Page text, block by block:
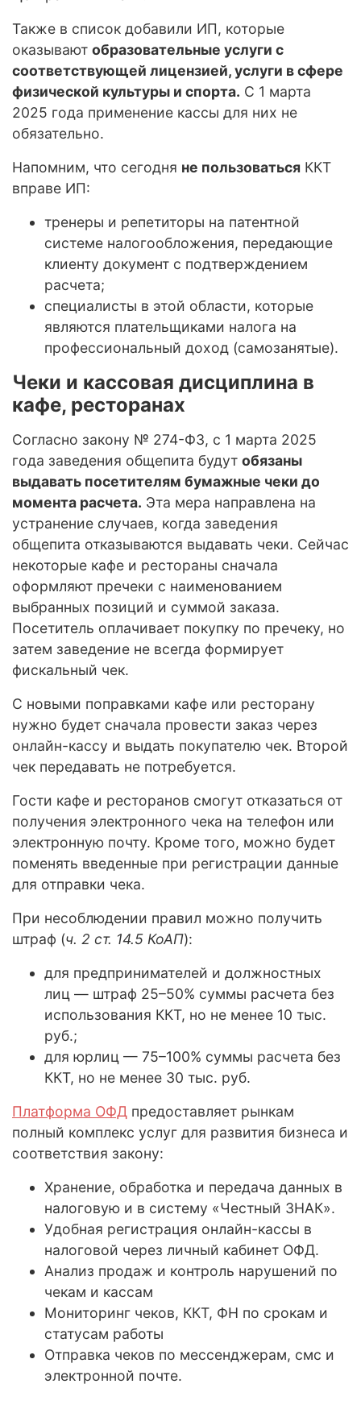
Также в список добавили ИП, которые
оказывают образовательные услуги с
соответствующей лицензией, услуги в сфере
физической культуры и спорта. С 1 марта
2025 года применение кассы для них не
обязательно.
Напомним, что сегодня не пользоваться ККТ
вправе ИП:
тренеры и репетиторы на патентной
системе налогообложения, передающие
клиенту документ с подтверждением
расчета;
специалисты в этой области, которые
являются плательщиками налога на
профессиональный доход (самозанятые).
Чеки и кассовая дисциплина в
кафе, ресторанах
Согласно закону № 274-ФЗ, с 1 марта 2025
года заведения общепита будут обязаны
выдавать посетителям бумажные чеки до
момента расчета. Эта мера направлена на
устранение случаев, когда заведения
общепита отказываются выдавать чеки. Сейчас
некоторые кафе и рестораны сначала
оформляют пречеки с наименованием
выбранных позиций и суммой заказа.
Посетитель оплачивает покупку по пречеку, но
затем заведение не всегда формирует
фискальный чек.
С новыми поправками кафе или ресторану
нужно будет сначала провести заказ через
онлайн-кассу и выдать покупателю чек. Второй
чек передавать не потребуется.
Гости кафе и ресторанов смогут отказаться от
получения электронного чека на телефон или
электронную почту. Кроме того, можно будет
поменять введенные при регистрации данные
для отправки чека.
При несоблюдении правил можно получить
штраф (ч. 2 ст. 14.5 КоАП):
для предпринимателей и должностных
лиц — штраф 25–50% суммы расчета без
использования ККТ, но не менее 10 тыс.
руб.;
для юрлиц — 75–100% суммы расчета без
ККТ, но не менее 30 тыс. руб.
Платформа ОФД предоставляет рынкам
полный комплекс услуг для развития бизнеса и
соответствия закону:
Хранение, обработка и передача данных в
налоговую и в систему «Честный ЗНАК».
Удобная регистрация онлайн-кассы в
налоговой через личный кабинет ОФД.
Анализ продаж и контроль нарушений по
чекам и кассам
Мониторинг чеков, ККТ, ФН по срокам и
статусам работы
Отправка чеков по мессенджерам, смс и
электронной почте.